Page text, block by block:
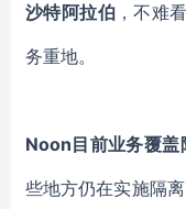
沙特阿拉伯 ，不难
务重地。
Noon目前业务覆
些地方仍在实施隔